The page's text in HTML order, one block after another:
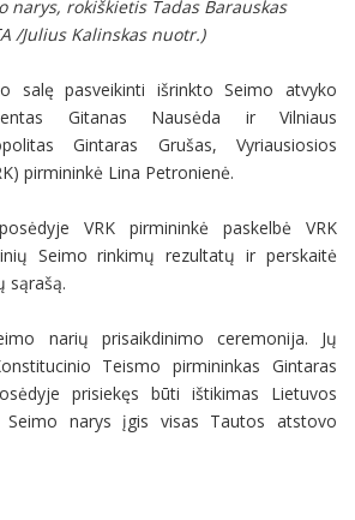
narys, rokiškietis Tadas Barauskas
/Julius Kalinskas nuotr.)
salę pasveikinti išrinkto Seimo atvyko
Gitanas Nausėda ir Vilniaus
Gintaras Grušas, Vyriausiosios
pirmininkė Lina Petronienė.
VRK pirmininkė paskelbė VRK
Seimo rinkimų rezultatų ir perskaitė
sąrašą.
narių prisaikdinimo ceremonija. Jų
Teismo pirmininkas Gintaras
prisiekęs būti ištikimas Lietuvos
Seimo narys įgis visas Tautos atstovo